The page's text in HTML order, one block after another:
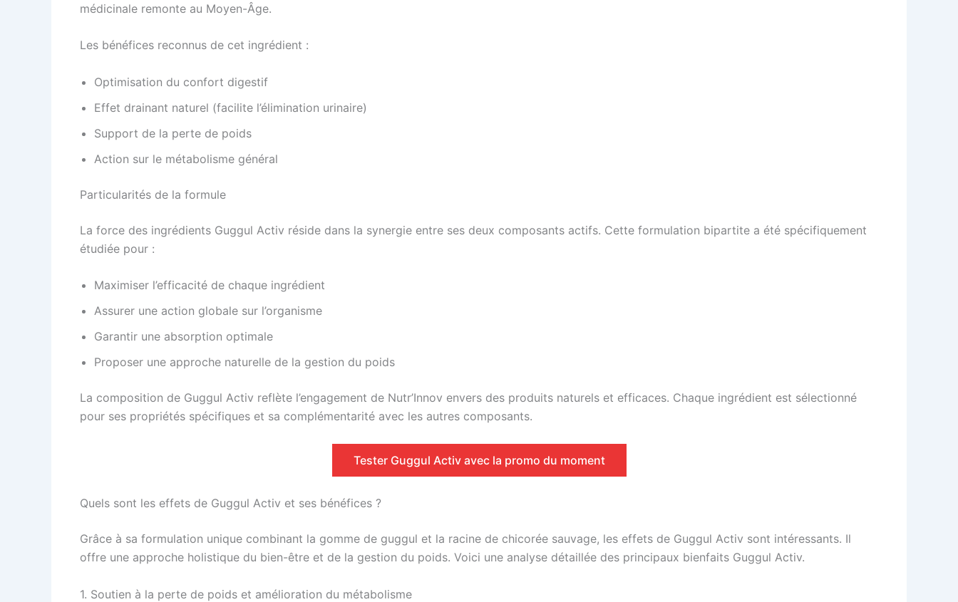
médicinale remonte au Moyen-Âge.
Les bénéfices reconnus de cet ingrédient :
Optimisation du confort digestif
Effet drainant naturel (facilite l’élimination urinaire)
Support de la perte de poids
Action sur le métabolisme général
Particularités de la formule
La force des ingrédients Guggul Activ réside dans la synergie entre ses deux composants actifs. Cette formulation bipartite a été spécifiquement
étudiée pour :
Maximiser l’efficacité de chaque ingrédient
Assurer une action globale sur l’organisme
Garantir une absorption optimale
Proposer une approche naturelle de la gestion du poids
La composition de Guggul Activ reflète l’engagement de Nutr’Innov envers des produits naturels et efficaces. Chaque ingrédient est sélectionné
pour ses propriétés spécifiques et sa complémentarité avec les autres composants.
Tester Guggul Activ avec la promo du moment
Quels sont les effets de Guggul Activ et ses bénéfices ?
Grâce à sa formulation unique combinant la gomme de guggul et la racine de chicorée sauvage, les effets de Guggul Activ sont intéressants. Il
offre une approche holistique du bien-être et de la gestion du poids. Voici une analyse détaillée des principaux bienfaits Guggul Activ.
1. Soutien à la perte de poids et amélioration du métabolisme